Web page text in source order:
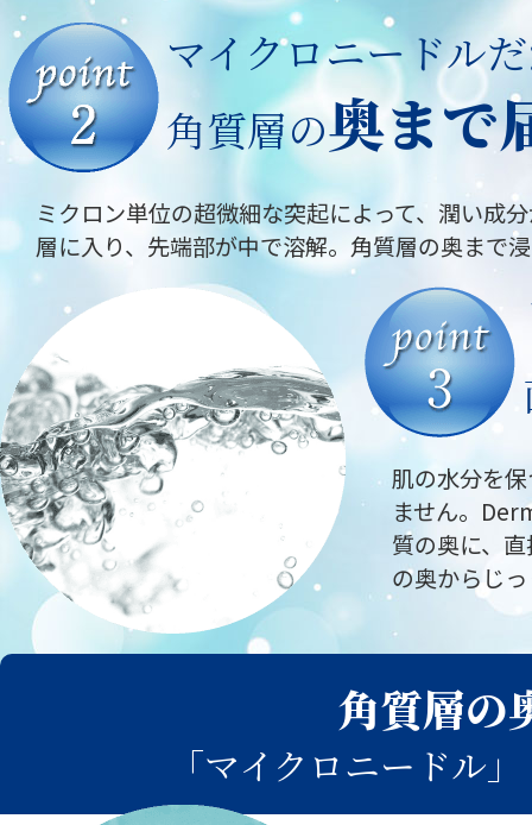
マイクロニードル
角質層の奥まで
ミクロン単位の超微細な突起によって、潤い成
層に入り、先端部が中で溶解。角質層の奥まで
肌の水分を
ません。
質の奥に、
の奥からじ
角質層の
「マイクロニードル